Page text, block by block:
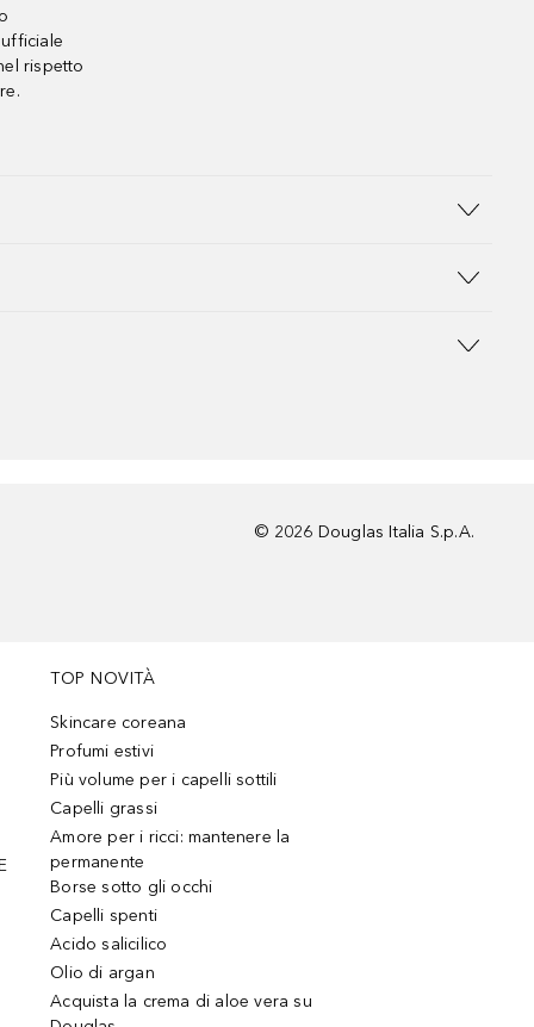
rispetto
© 2026 Douglas Italia S.p.A.
TOP NOVITÀ
Skincare coreana
Profumi estivi
Più volume per i capelli sottili
Capelli grassi
Amore per i ricci: mantenere la
permanente
Borse sotto gli occhi
Capelli spenti
Acido salicilico
Olio di argan
Acquista la crema di aloe vera su